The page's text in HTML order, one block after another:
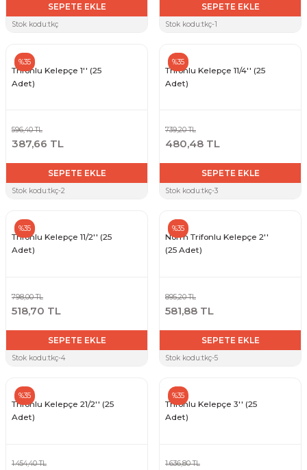
Termo Çekvalf
Vana
VANA
SEPETE EKLE
Stok kodu:tkç
SEPETE EKLE
Stok kodu:tkç-1
Trifonlu Kelepçe 1'' (25
Adet)
%35
596,40 TL
387,66 TL
SEPETE EKLE
Stok kodu:tkç-2
Trifonlu Kelepçe 11/4'' (25
Adet)
%35
739,20 TL
480,48 TL
SEPETE EKLE
Stok kodu:tkç-3
Trifonlu Kelepçe 11/2'' (25
Adet)
%35
798,00 TL
518,70 TL
SEPETE EKLE
Stok kodu:tkç-4
Norm Trifonlu Kelepçe 2''
(25 Adet)
%35
895,20 TL
581,88 TL
SEPETE EKLE
Stok kodu:tkç-5
Trifonlu Kelepçe 21/2'' (25
Adet)
%35
1.454,40 TL
Trifonlu Kelepçe 3'' (25
Adet)
%35
1.636,80 TL